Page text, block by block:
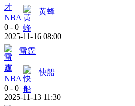
NBA
黄蜂
0 - 0
2025-11-16 08:00
雷霆
NBA
快船
0 - 0
2025-11-13 11:30